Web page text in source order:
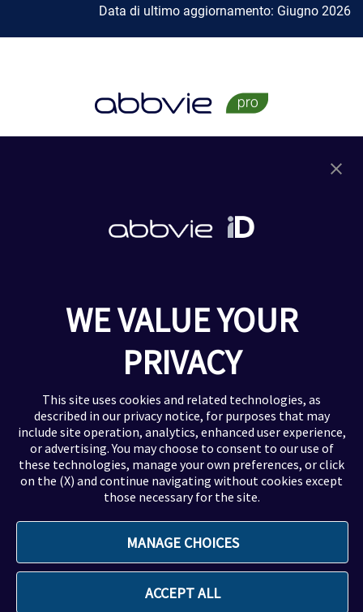
Data di ultimo aggiornamento: Giugno 2026
Dermatologia
Virologia
Privacy & Cookie Policy
Avvisi legali e responsabilità
Accessibilità
Contatti e Servizi
Segnalazione eventi avversi
FAQ
WE VALUE YOUR
PRIVACY
This site uses cookies and related technologies, as
described in our privacy notice, for purposes that may
include site operation, analytics, enhanced user experience,
or advertising. You may choose to consent to our use of
these technologies, manage your own preferences, or click
on the (X) and continue navigating without cookies except
those necessary for the site.
MANAGE CHOICES
ACCEPT ALL